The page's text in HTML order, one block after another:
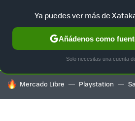
SELECCIÓN GAMING HOME
HOY SE HABLA DE
Mercado Libre Playstation
Ya puedes ver más de
Añádenos como
Solo necesitas una cuenta